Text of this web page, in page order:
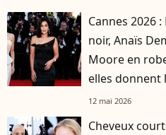
Cannes 2026
noir, Anaïs
Moore en
elles donnent
montée des
12 mai 2026
Cheveux